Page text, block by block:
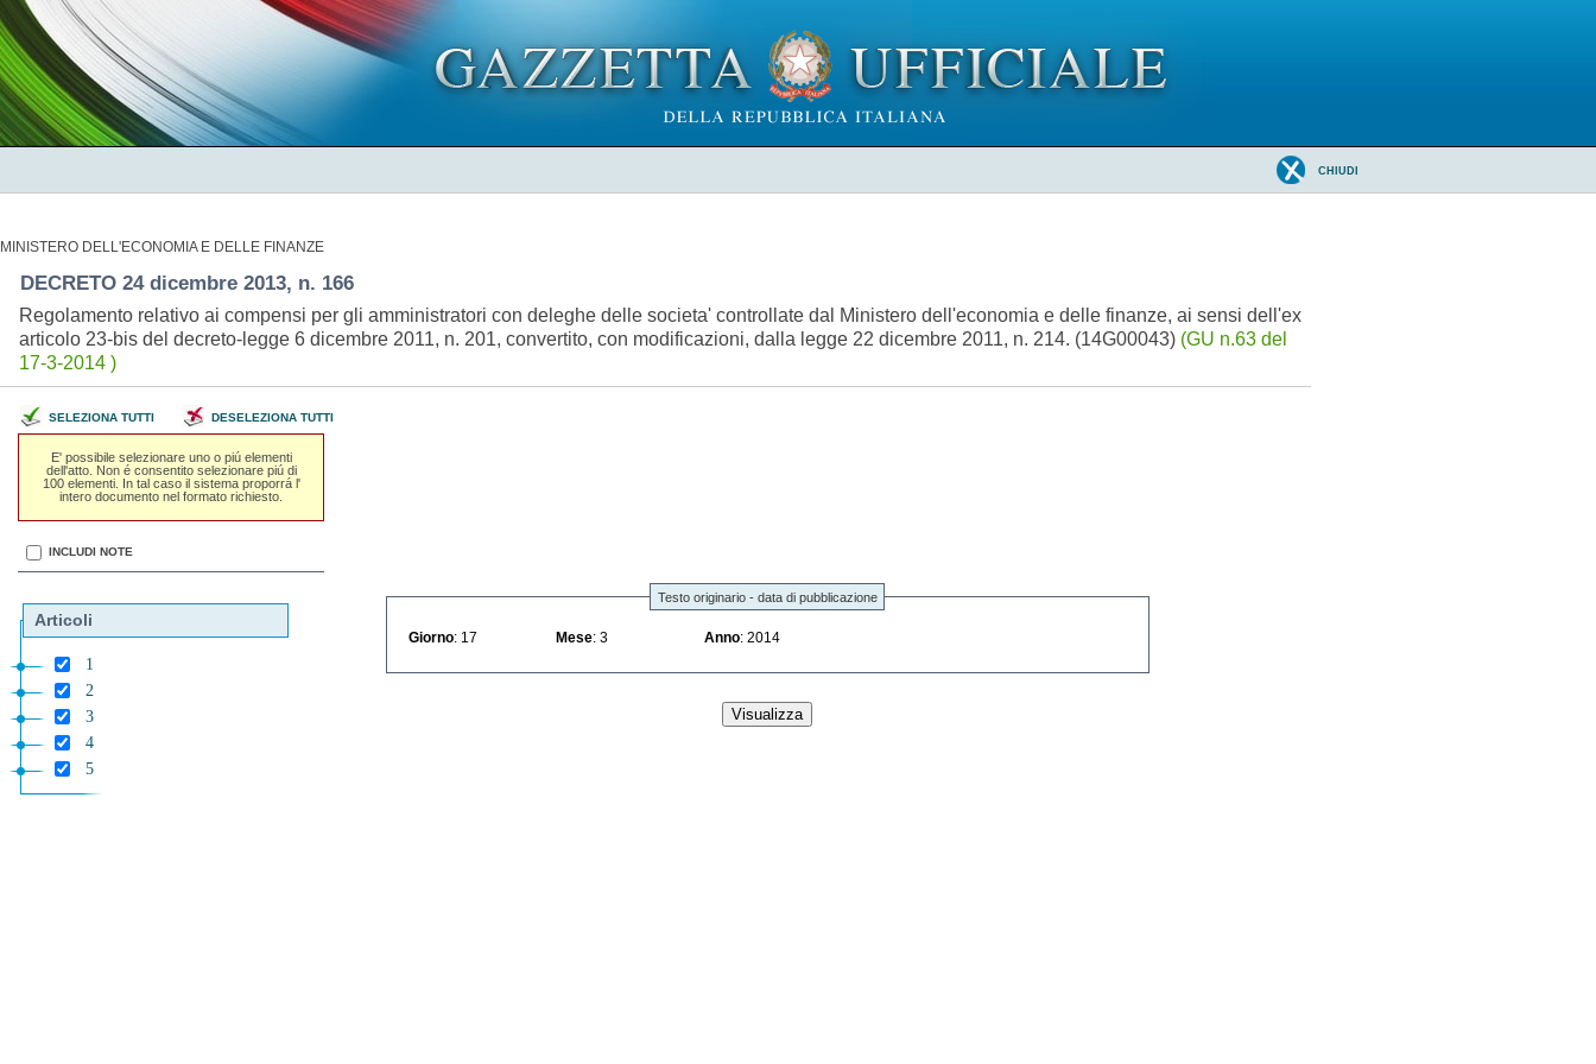
CHIUDI
MINISTERO DELL'ECONOMIA E DELLE FINANZE
DECRETO 24 dicembre 2013, n. 166
Regolamento relativo ai compensi per gli amministratori con deleghe delle societa' controllate dal Ministero dell'economia e delle finanze, ai sensi dell'ex
articolo 23-bis del decreto-legge 6 dicembre 2011, n. 201, convertito, con modificazioni, dalla legge 22 dicembre 2011, n. 214. (14G00043) (GU n.63 del
17-3-2014 )
SELEZIONA TUTTI DESELEZIONA TUTTI
E' possibile selezionare uno o piú elementi
dell'atto. Non é consentito selezionare piú di
100 elementi. In tal caso il sistema proporrá l'
intero documento nel formato richiesto.
INCLUDI NOTE
Articoli
1
2
3
4
5
Testo originario - data di pubblicazione
Giorno : 17 Mese : 3 Anno : 2014